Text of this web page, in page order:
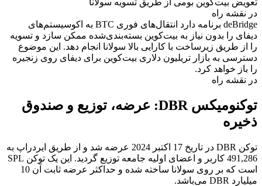
در نقشه راه
deBridge برنامه دارد انتقال‌های فوری BTC به اکوسیستم‌های
دیفای را بدون نیاز به بیت‌کوین بسته‌بندی‌شده ممکن سازد و تسویه
را از طریق زیرساخت با کارایی بالا سولانا انجام دهد. این موضوع
دسترسی به بازار تریلیون دلاری بیت‌کوین برای دیفای روی زنجیره
را باز خواهد کرد.
در نقشه راه
توکنومیکس DBR: عرضه، توزیع و صندوق
ذخیره
توکن DBR در تاریخ 17 اکتبر 2024 عرضه شد و از طریق ایردراپ به
491,286 کاربر و اعضای اولیه جامعه توزیع گردید. این یک توکن SPL
است که بر روی سولانا ساخته شده و حداکثر عرضه ثابت آن 10
میلیارد DBR می‌باشد.